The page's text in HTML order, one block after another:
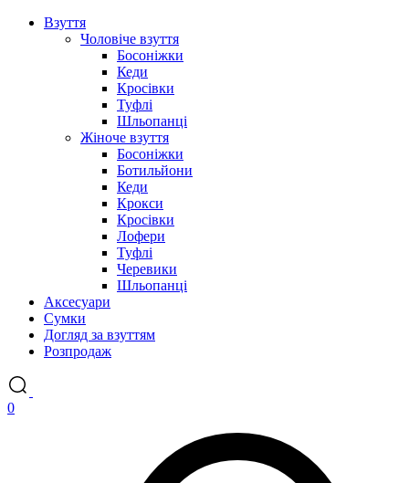
Взуття
Чоловіче взуття
Босоніжки
Кеди
Кросівки
Туфлі
Шльопанці
Жіноче взуття
Босоніжки
Ботильйони
Кеди
Крокси
Кросівки
Лофери
Туфлі
Черевики
Шльопанці
Аксесуари
Сумки
Догляд за взуттям
Розпродаж
0